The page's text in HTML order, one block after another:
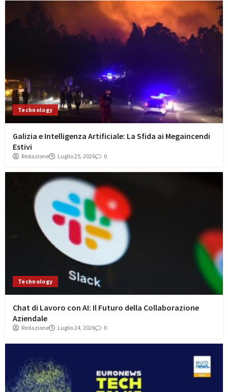
Technology
Galizia e Intelligenza Artificiale: La Sfida ai Megaincendi
Estivi
Redazione Luglio 25, 2026 0
Technology
Chat di Lavoro con AI: Il Futuro della Collaborazione
Aziendale
Redazione Luglio 24, 2026 0